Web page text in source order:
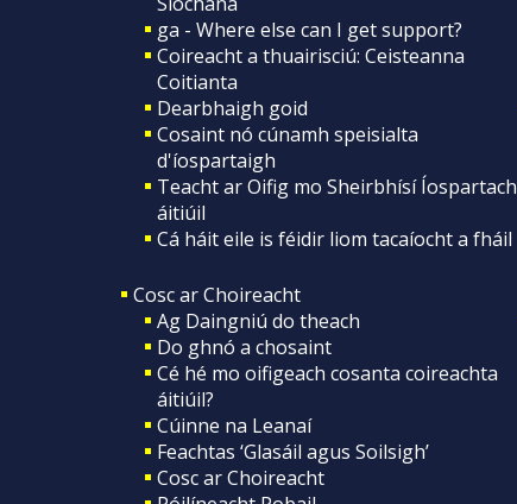
ga - Where else can I get support?
Coireacht a thuairisciú: Ceisteanna
Coitianta
Dearbhaigh goid
Cosaint nó cúnamh speisialta
d'íospartaigh
Teacht ar Oifig mo Sheirbhísí Íospartach
áitiúil
Cá háit eile is féidir liom tacaíocht a fháil
Cosc ar Choireacht
Ag Daingniú do theach
Do ghnó a chosaint
Cé hé mo oifigeach cosanta coireachta
áitiúil?
Cúinne na Leanaí
Feachtas ‘Glasáil agus Soilsigh’
Cosc ar Choireacht